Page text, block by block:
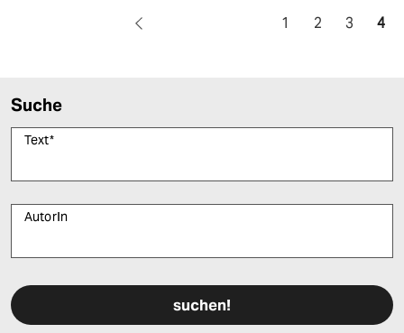
1 2 3 4
Suche
Text*
AutorIn